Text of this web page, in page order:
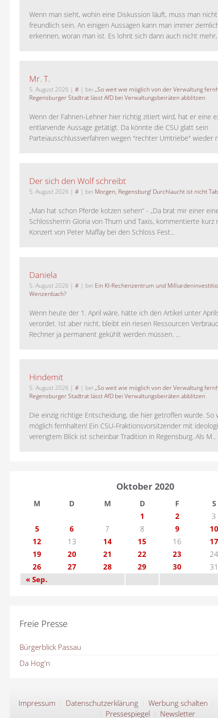
Wenn man sieht, wohin eine Diskussion läuft, muss man
freundlich sein. An einigen Aussagen kann man immer
erkennen, woran man ist. Es lohnt sich dann auch nicht mehr,
Mr. T.
5. August 2026 | # | bei „So weit wie möglich von der Verwaltung
Regensburger Stadtrat lässt AfD bei Verwaltungsbeiräten abblitzen
Wenn der Fahnen-Lehner hier richtig zitiert wird, hat er eine
entlarvende Aussage getätigt. Da könnte die CSU glatt sein
Parteiausschlussverfahren wegen "rechter Umtriebe" wieder
Der sich den Wolf schreibt
5. August 2026 | # | bei Morgen, Regensburg! Durchlaucht ist nicht
„Man hat schon Pferde kotzen sehen“ - „Da brat mir einer
Schlossherrin Gloria von Thurn und Taxis, kommentierte kurz
Konzert von Peter Maffay bei den Schloss Fest...
Daniela
5. August 2026 | # | bei Ein KI-Rechenzentrum und
Wenzenbach?
Wenn heute der 1. April wäre, hätte ich den Artikel unter
verordet. Ist aber nicht, bleibt ein riesen Ressourcen
Rechner ja permanent gekühlt werden müssen. ...
Hindemit
5. August 2026 | # | bei „So weit wie möglich von der Verwaltung
Regensburger Stadtrat lässt AfD bei Verwaltungsbeiräten abblitzen
Die einzig richtige Entscheidung, die hier getroffen wurde. So
möglich fernhalten! Ein CSU-Fraktionsvorsitzender mit
verengtem Blick ist scheinbar Tradition in Regensburg. Als M...
Oktober 2020
M D M D F
S
1
2
3
5
6 7 8 9
10
12
13 14 15 16
17
19
20 21 22 23
24
26
27 28 29 30
31
« Sep.
Freie Presse
Bürgerblick Passau
Da Hog'n
Impressum Datenschutzerklärung
Werbung schalten
Pressespiegel
Newsletter